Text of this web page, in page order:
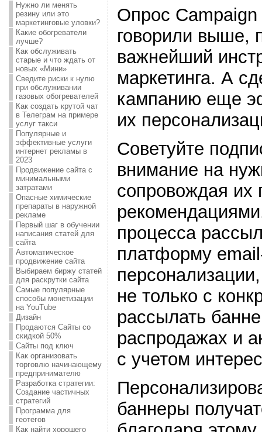
Нужно ли менять
резину или это
маркетинговые уловки?
Какие обогреватели
лучше?
Как обслуживать
старые и что ждать от
новых «Мини»
Сведите риски к нулю
при обслуживании
газовых обогревателей
Как создать крутой чат
в Телеграм на примере
услуг такси
Популярные и
эффективные услуги
интернет рекламы в
2023
Продвижение сайта с
минимальными
затратами
Опасные химические
препараты в наружной
рекламе
Первый шаг в обучении
написания статей для
сайта
Автоматическое
продвижение сайта
Выбираем биржу статей
для раскрутки сайта
Самые популярные
способы монетизации
на YouTube
Дизайн
Продаются Сайты со
скидкой 50%
Сайты под ключ
Как организовать
торговлю начинающему
предпринимателю
Разработка стратегии:
Создание частичных
стратегий
Программа для
геотегов
Как найти хорошего
Опрос
говорили выше,
важнейший
маркетинга. А
кампанию еще
их
Советуйте
внимание на
сопровождая их
процесса
платформу
не только с
рассылать
распродажах и
с учетом
баннеры